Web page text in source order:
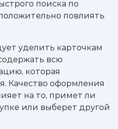
поиска по
повлиять
уделить карточкам
всю
которая
Качество оформления
на то, примет ли
или выберет другой